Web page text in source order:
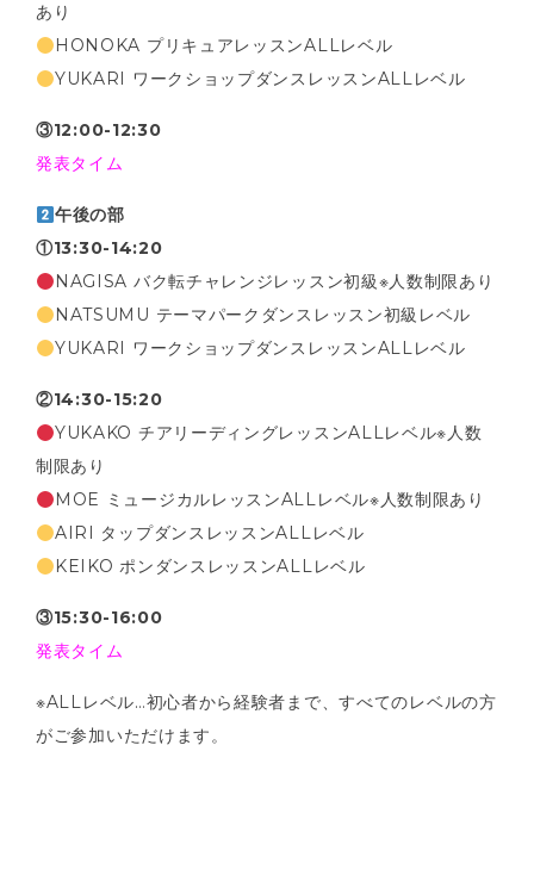
あり
HONOKA プリキュアレッスンALLレベル
YUKARI ワークショップダンスレッスンALLレベル
③12:00-12:30
発表タイム
午後の部
①13:30-14:20
NAGISA バク転チャレンジレッスン初級※人数制限あり
NATSUMU テーマパークダンスレッスン初級レベル
YUKARI ワークショップダンスレッスンALLレベル
②14:30-15:20
YUKAKO チアリーディングレッスンALLレベル※人数
制限あり
MOE ミュージカルレッスンALLレベル※人数制限あり
AIRI タップダンスレッスンALLレベル
KEIKO ポンダンスレッスンALLレベル
③15:30-16:00
発表タイム
※ALLレベル…初心者から経験者まで、すべてのレベルの方
がご参加いただけます。